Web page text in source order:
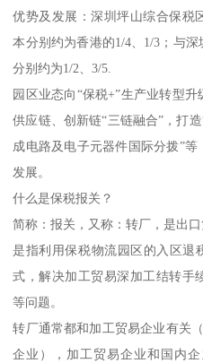
优势及发展：深圳坪山综合保税
本分别约为香港的1/4、1/3；与
分别约为1/2、3/5.
园区业态向“保税+”生产业转型
供应链、创新链“三链融合”，打
成电路及电子元器件国际分拨”
发展。
什么是保税报关？
简称：报关，又称：转厂，是出口
是指利用保税物流园区的入区退
式，解决加工贸易深加工结转手
等问题。
转厂通常都和加工贸易企业有关
企业），加工贸易企业和国内